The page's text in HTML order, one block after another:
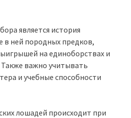
является история
в ней породных предков,
на единоборствах и
Также важно учитывать
и учебные способности
лошадей происходит при